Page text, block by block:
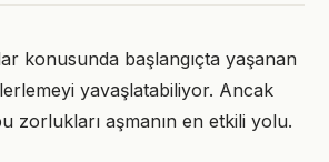
konusunda başlangıçta yaşanan
yavaşlatabiliyor. Ancak
zorlukları aşmanın en etkili yolu.